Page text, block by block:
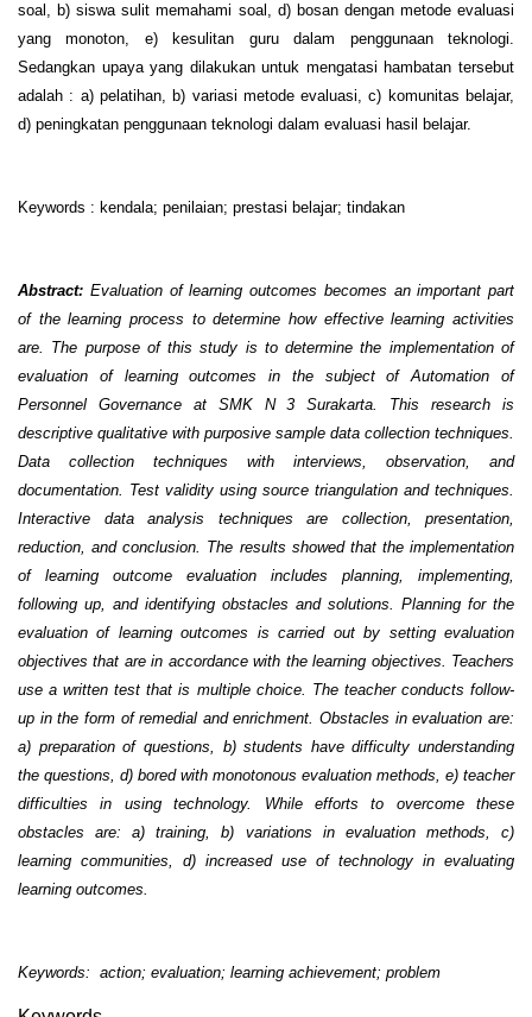
soal, b) siswa sulit memahami soal, d) bosan dengan metode evaluasi
yang monoton, e) kesulitan guru dalam penggunaan teknologi.
Sedangkan upaya yang dilakukan untuk mengatasi hambatan tersebut
adalah : a) pelatihan, b) variasi metode evaluasi, c) komunitas belajar,
d) peningkatan penggunaan teknologi dalam evaluasi hasil belajar.
Keywords : kendala; penilaian; prestasi belajar; tindakan
Abstract: Evaluation of learning outcomes becomes an important part
of the learning process to determine how effective learning activities
are. The purpose of this study is to determine the implementation of
evaluation of learning outcomes in the subject of Automation of
Personnel Governance at SMK N 3 Surakarta. This research is
descriptive qualitative with purposive sample data collection techniques.
Data collection techniques with interviews, observation, and
documentation. Test validity using source triangulation and techniques.
Interactive data analysis techniques are collection, presentation,
reduction, and conclusion. The results showed that the implementation
of learning outcome evaluation includes planning, implementing,
following up, and identifying obstacles and solutions. Planning for the
evaluation of learning outcomes is carried out by setting evaluation
objectives that are in accordance with the learning objectives. Teachers
use a written test that is multiple choice. The teacher conducts follow-
up in the form of remedial and enrichment. Obstacles in evaluation are:
a) preparation of questions, b) students have difficulty understanding
the questions, d) bored with monotonous evaluation methods, e) teacher
difficulties in using technology. While efforts to overcome these
obstacles are: a) training, b) variations in evaluation methods, c)
learning communities, d) increased use of technology in evaluating
learning outcomes.
Keywords: action; evaluation; learning achievement; problem